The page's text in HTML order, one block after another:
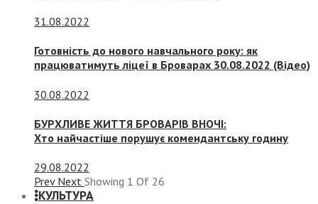
31.08.2022
Готовність до нового навчального року: як
працюватимуть ліцеї в Броварах 30.08.2022 (Відео)
30.08.2022
БУРХЛИВЕ ЖИТТЯ БРОВАРІВ ВНОЧІ:
Хто найчастіше порушує комендантську годину
29.08.2022
Prev Next Showing 1 Of 26
КУЛЬТУРА